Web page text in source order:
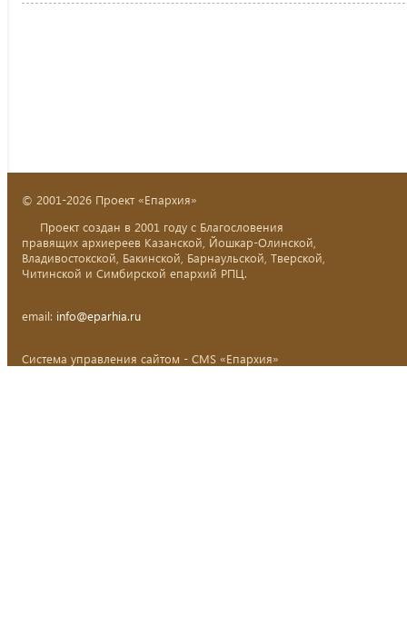
© 2001-2026 Проект «Епархия»
Проект создан в 2001 году с Благословения
правящих архиереев Казанской, Йошкар-Олинской,
Владивостокской, Бакинской, Барнаульской, Тверской,
Читинской и Симбирской епархий РПЦ.
email: info@eparhia.ru
Система управления сайтом - CMS «Епархия»